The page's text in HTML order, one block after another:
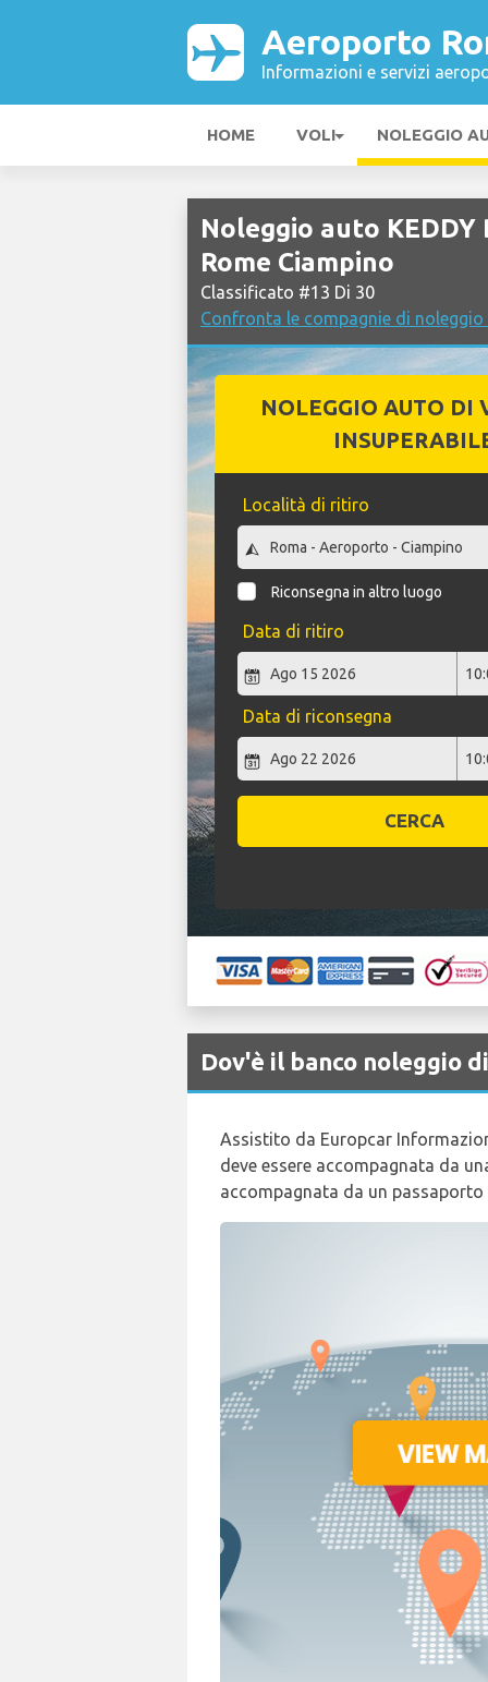
Aeroporto
Informazioni e servizi
HOME VOLI NOLEGGIO
Noleggio auto KEDDY
Rome Ciampino
Classificato #13 Di 30
Confronta le compagnie di
NOLEGGIO AUTO DI
Località di ritiro
Riconsegna in altro luogo
Data di ritiro
Data di riconsegna
CERCA
Dov'è il banco noleggio
Assistito da Europcar
deve essere accompagnata da
accompagnata da un passaporto